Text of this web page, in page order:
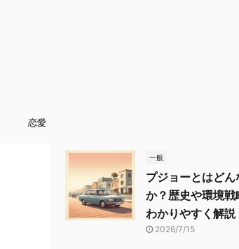
恋愛
一般
プジョーとはどん
か？歴史や環境戦
わかりやすく解説
2026/7/15